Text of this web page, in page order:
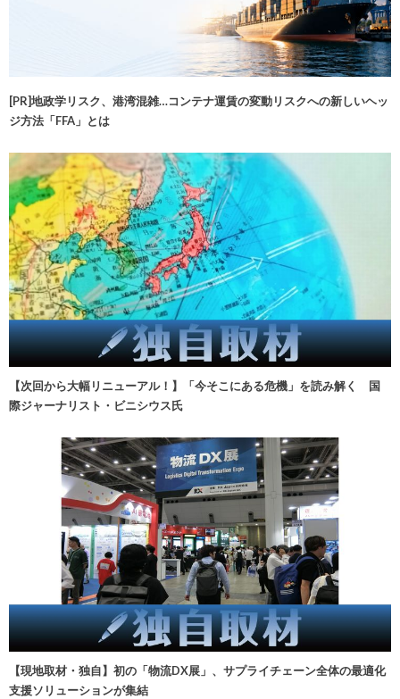
[PR]地政学リスク、港湾混雑…コンテナ運賃の変動リスクへの新しいヘッ
ジ方法「FFA」とは
【次回から大幅リニューアル！】「今そこにある危機」を読み解く 国
際ジャーナリスト・ビニシウス氏
【現地取材・独自】初の「物流DX展」、サプライチェーン全体の最適化
支援ソリューションが集結